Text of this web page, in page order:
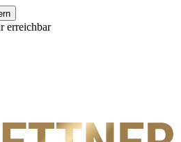
erreichbar